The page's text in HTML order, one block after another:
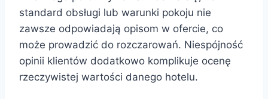
standard obsługi lub warunki pokoju nie
zawsze odpowiadają opisom w ofercie, co
może prowadzić do rozczarowań. Niespójność
opinii klientów dodatkowo komplikuje ocenę
rzeczywistej wartości danego hotelu.